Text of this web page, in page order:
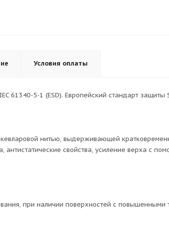
Условия оплаты
61340-5-1 (ESD). Европейский стандарт
нитью, выдерживающей
свойства, усиление верха с
при наличии поверхностей с